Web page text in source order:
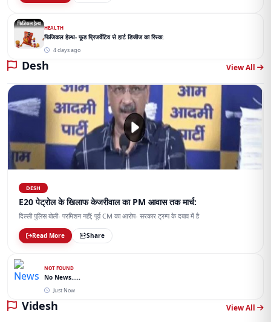
HEALTH
फिजिकल हेल्थ- फूड प्रिजर्वेटिव से हार्ट डिजीज का रिस्क:
4 days ago
Desh View All
DESH
E20 पेट्रोल के खिलाफ केजरीवाल का PM आवास तक मार्च:
दिल्ली पुलिस बोली- परमिशन नहीं; पूर्व CM का आरोप- सरकार ट्रम्प के दबाव में है
Read More Share
NOT FOUND
No News.....
Just Now
Videsh View All